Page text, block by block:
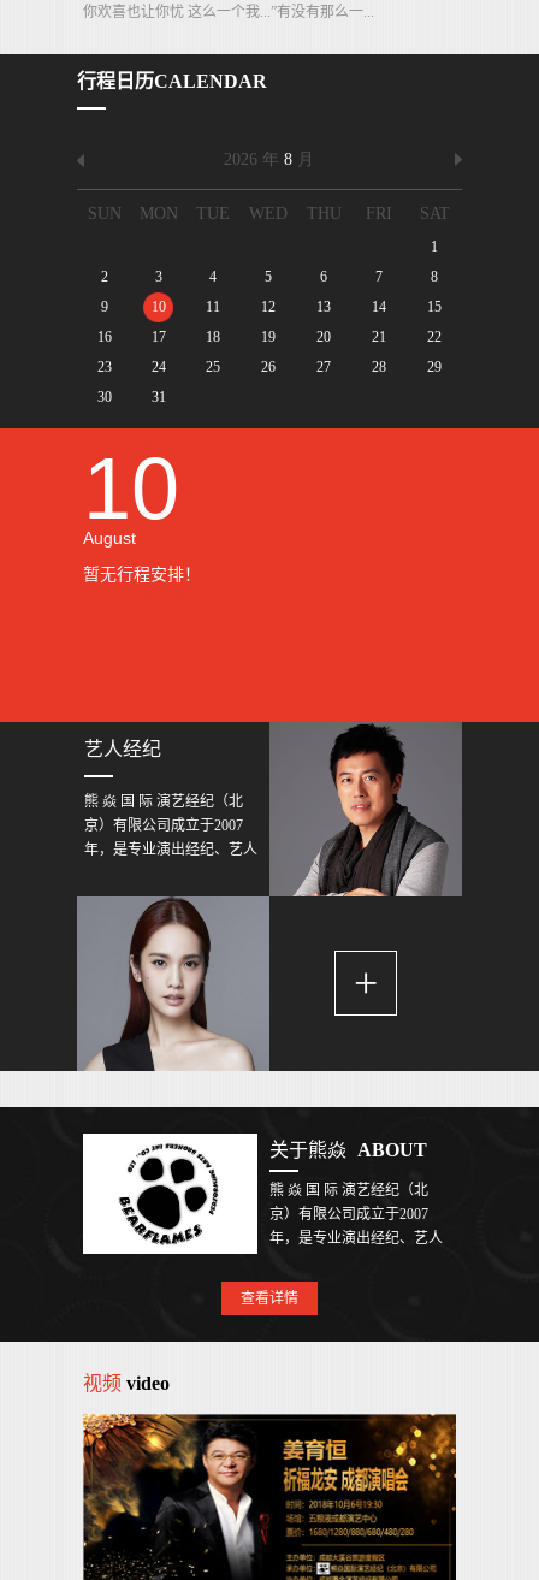
你欢喜也让你忧 这么一个我...”有没有那么一...
行程日历CALENDAR
10
August
暂无行程安排！
艺人经纪
熊 焱 国 际 演艺经纪（北
京）有限公司成立于2007
年，是专业演出经纪、艺人
活动策划、唱片制作发行的
综合性文化传媒公司。公司
在几年内汇集了大批业内精
英，以严谨的组织结构合理
高效率的工作作风做出了出
众的业绩。公司与国内及国
际知名演出公熊 焱 国 际 演
艺经纪（北京）有限公司成
广、大型活动策划、唱片制
作发行的综合性文化传媒公
司。公司在几年内汇集了大
批业内精英，以严谨的组织
结构合理高效率的工作作风
做出了出众的业绩。公司与
国内及国际知名演出公
+
关于熊焱 ABOUT
熊 焱 国 际 演艺经纪（北
京）有限公司成立于2007
年，是专业演出经纪、艺人
活动策划、唱片制作发行的
际知名演出公司有良好的合
作关系，曾成功承办多场海
内外演出，并成为中国大陆
第一家成功打开美国演出市
场的经纪公司，同时公司承
接MTV，广告代言，担任
CCTV-3及省级电视台大型综
查看详情
视频 video